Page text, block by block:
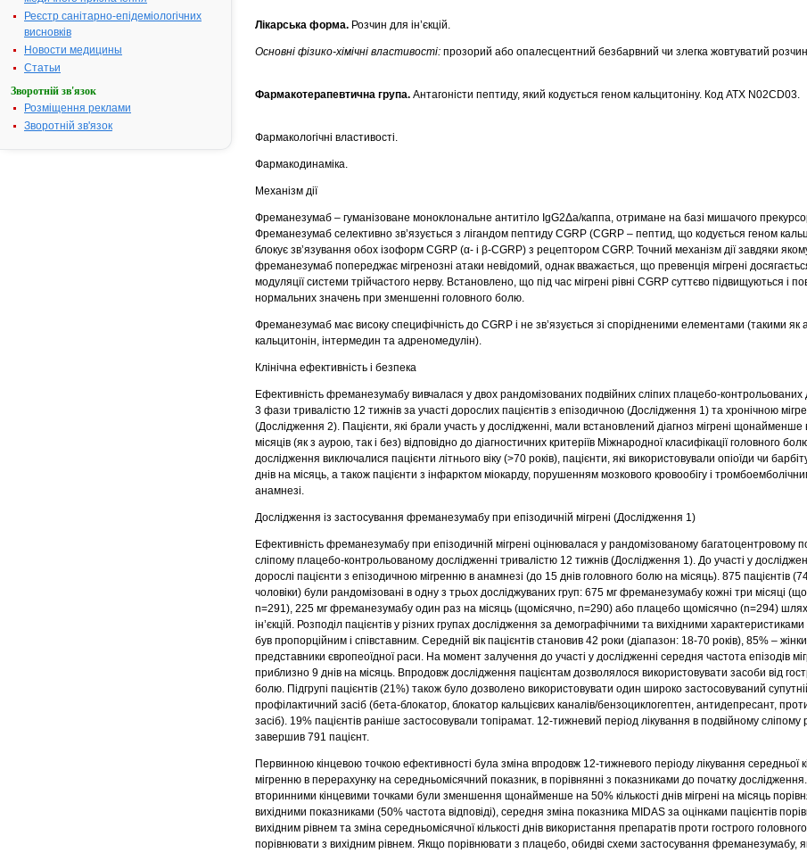
Реєстр санітарно-епідеміологічних
висновків
Новости медицины
Статьи
Зворотній зв'язок
Розміщення реклами
Зворотній зв'язок
Лікарська форма. Розчин для ін’єкцій.
Основні фізико-хімічні властивості: прозорий або опалесцентний безбарвний чи злегка жовтуватий
Фармакотерапевтична група. Антагоністи пептиду, який кодується геном кальцитоніну. Код АТХ N02CD03.
Фармакологічні властивості.
Фармакодинаміка.
Механізм дії
Фреманезумаб – гуманізоване моноклональне антитіло IgG2Δa/каппа, отримане на базі мишачого
Фреманезумаб селективно зв’язується з лігандом пептиду CGRP (CGRP – пептид, що кодується геном
блокує зв’язування обох ізоформ CGRP (α- і β-CGRP) з рецептором CGRP. Точний механізм дії завдяки
фреманезумаб попереджає мігренозні атаки невідомий, однак вважається, що превенція мігрені
модуляції системи трійчастого нерву. Встановлено, що під час мігрені рівні CGRP суттєво підвищуються і
нормальних значень при зменшенні головного болю.
Фреманезумаб має високу специфічність до CGRP і не зв’язується зі спорідненими елементами (такими як
кальцитонін, інтермедин та адреномедулін).
Клінічна ефективність і безпека
Ефективність фреманезумабу вивчалася у двох рандомізованих подвійних сліпих плацебо-контрольованих
3 фази тривалістю 12 тижнів за участі дорослих пацієнтів з епізодичною (Дослідження 1) та хронічною
(Дослідження 2). Пацієнти, які брали участь у дослідженні, мали встановлений діагноз мігрені
місяців (як з аурою, так і без) відповідно до діагностичних критеріїв Міжнародної класифікації головного
дослідження виключалися пацієнти літнього віку (>70 років), пацієнти, які використовували опіоїди чи
днів на місяць, а також пацієнти з інфарктом міокарду, порушенням мозкового кровообігу і
анамнезі.
Дослідження із застосування фреманезумабу при епізодичній мігрені (Дослідження 1)
Ефективність фреманезумабу при епізодичній мігрені оцінювалася у рандомізованому багатоцентровому
сліпому плацебо-контрольованому дослідженні тривалістю 12 тижнів (Дослідження 1). До участі у
дорослі пацієнти з епізодичною мігренню в анамнезі (до 15 днів головного болю на місяць). 875 пацієнтів
чоловіки) були рандомізовані в одну з трьох досліджуваних груп: 675 мг фреманезумабу кожні три місяці
n=291), 225 мг фреманезумабу один раз на місяць (щомісячно, n=290) або плацебо щомісячно (n=294)
ін’єкцій. Розподіл пацієнтів у різних групах дослідження за демографічними та вихідними
був пропорційним і співставним. Середній вік пацієнтів становив 42 роки (діапазон: 18-70 років), 85% –
представники європеоїдної раси. На момент залучення до участі у дослідженні середня частота епізодів
приблизно 9 днів на місяць. Впродовж дослідження пацієнтам дозволялося використовувати засоби від
болю. Підгрупі пацієнтів (21%) також було дозволено використовувати один широко застосовуваний
профілактичний засіб (бета-блокатор, блокатор кальцієвих каналів/бензоциклогептен, антидепресант,
засіб). 19% пацієнтів раніше застосовували топірамат. 12‑тижневий період лікування в подвійному сліпому
завершив 791 пацієнт.
Первинною кінцевою точкою ефективності була зміна впродовж 12-тижневого періоду лікування середньої
мігренню в перерахунку на середньомісячний показник, в порівнянні з показниками до початку
вторинними кінцевими точками були зменшення щонайменше на 50% кількості днів мігрені на місяць
вихідними показниками (50% частота відповіді), середня зміна показника MIDAS за оцінками пацієнтів
вихідним рівнем та зміна середньомісячної кількості днів використання препаратів проти гострого
порівнювати з вихідним рівнем. Якщо порівнювати з плацебо, обидві схеми застосування фреманезумабу,